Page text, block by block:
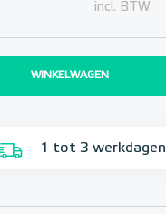
incl. BTW
WINKELWAGEN
1 tot 3 werkdagen